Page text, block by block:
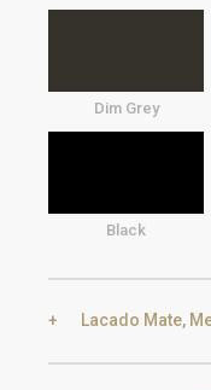
Dim Grey
Black
Lacado Mate,